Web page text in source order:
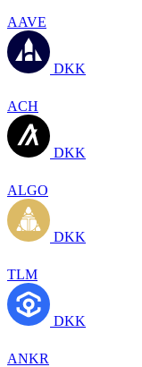
AAVE
DKK
ACH
DKK
ALGO
DKK
TLM
DKK
ANKR